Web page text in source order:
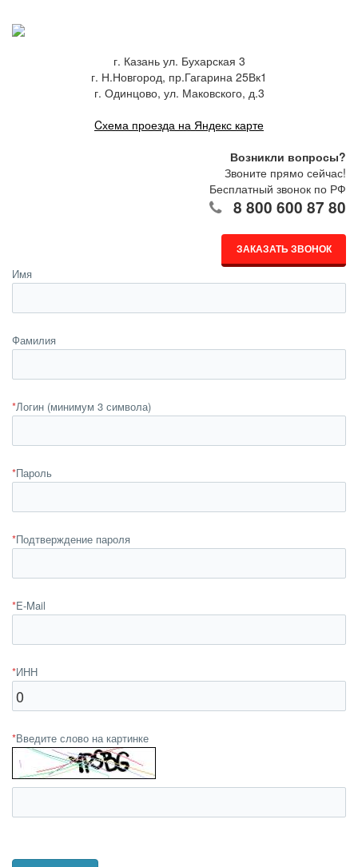
г. Казань ул. Бухарская 3
г. Н.Новгород, пр.Гагарина 25Вк1
г. Одинцово, ул. Маковского, д.3
Cхема проезда на Яндекс карте
Возникли вопросы?
Звоните прямо сейчас!
Бесплатный звонок по РФ
8 800 600 87 80
ЗАКАЗАТЬ ЗВОНОК
Имя
Фамилия
*Логин (минимум 3 символа)
*Пароль
*Подтверждение пароля
*E-Mail
*ИНН
*Введите слово на картинке